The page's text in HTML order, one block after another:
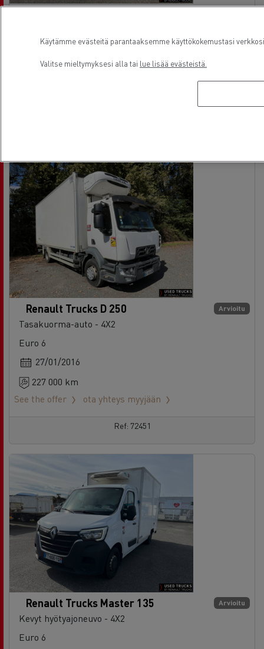
Euro 6
22/12/2025
Arvioitu
Renault Trucks D 250
Tasakuorma-auto - 4X2
Euro 6
27/01/2016
227 000 km
See the offer
ota yhteys myyjään
Ref: 72451
Arvioitu
Renault Trucks Master 135
Kevyt hyötyajoneuvo - 4X2
Euro 6
Käytämme evästeitä parantaaksemme käyttökokemustasi
Valitse mieltymyksesi alla tai lue lisää evästeistä.